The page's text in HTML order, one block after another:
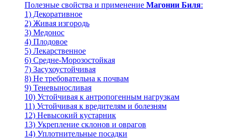
Полезные свойства и применение Магонии Биля:
1) Декоративное
2) Живая изгородь
3) Медонос
4) Плодовое
5) Лекарственное
6) Средне-Морозостойкая
7) Засухоустойчивая
8) Не требовательна к почвам
9) Теневыносливая
10) Устойчивая к антропогенным нагрузкам
11) Устойчивая к вредителям и болезням
12) Невысокий кустарник
13) Укрепление склонов и оврагов
14) Уплотнительные посадки